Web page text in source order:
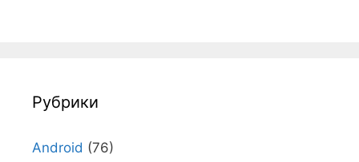
Рубрики
Android (76)